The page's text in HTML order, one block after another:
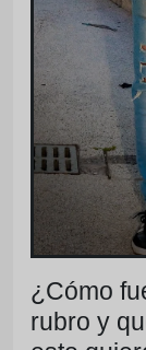
¿Cómo
rubro y